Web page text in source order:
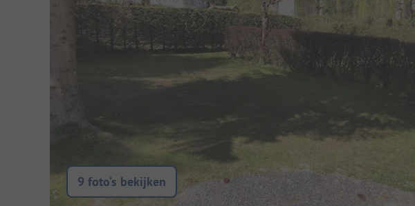
9 foto’s bekijken